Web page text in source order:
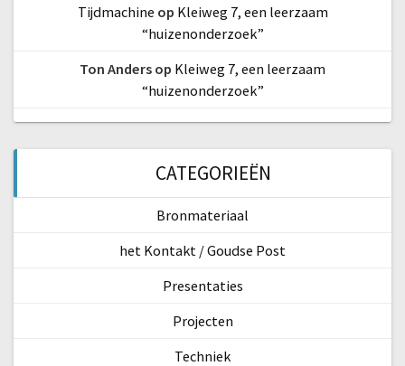
Tijdmachine op Kleiweg 7, een leerzaam
“huizenonderzoek”
Ton Anders op Kleiweg 7, een leerzaam
“huizenonderzoek”
CATEGORIEËN
Bronmateriaal
het Kontakt / Goudse Post
Presentaties
Projecten
Techniek